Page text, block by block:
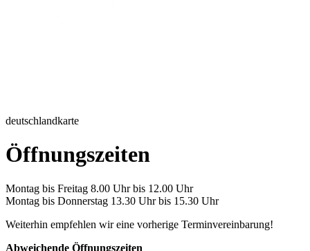
deutschlandkarte
Öffnungszeiten
Montag bis Freitag 8.00 Uhr bis 12.00 Uhr
Montag bis Donnerstag 13.30 Uhr bis 15.30 Uhr
Weiterhin empfehlen wir eine vorherige Terminvereinbarung!
Abweichende Öffnungszeiten